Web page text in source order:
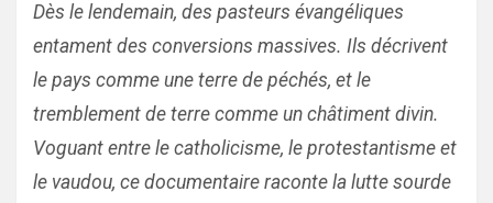
Dès le lendemain, des pasteurs évangéliques
entament des conversions massives. Ils décrivent
le pays comme une terre de péchés, et le
tremblement de terre comme un châtiment divin.
Voguant entre le catholicisme, le protestantisme et
le vaudou, ce documentaire raconte la lutte sourde